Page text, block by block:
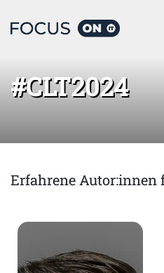
Home #CLT2024
#CLT2024
Erfahrene Autor:innen